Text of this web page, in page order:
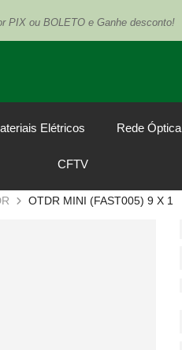
PIX ou BOLETO e Ganhe desconto!
Elétricos Rede Óptica
CFTV
OTDR MINI (FAST005) 9 X 1